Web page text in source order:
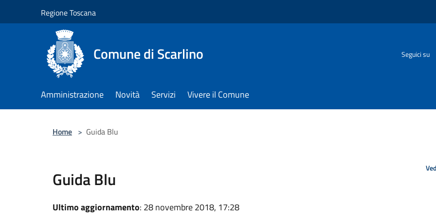
Regione Toscana
Comune di Scarlino Seguici su
Amministrazione Novità Servizi Vivere il Comune
Home > Guida Blu
Guida Blu
Ultimo aggiornamento: 28 novembre 2018, 17:28